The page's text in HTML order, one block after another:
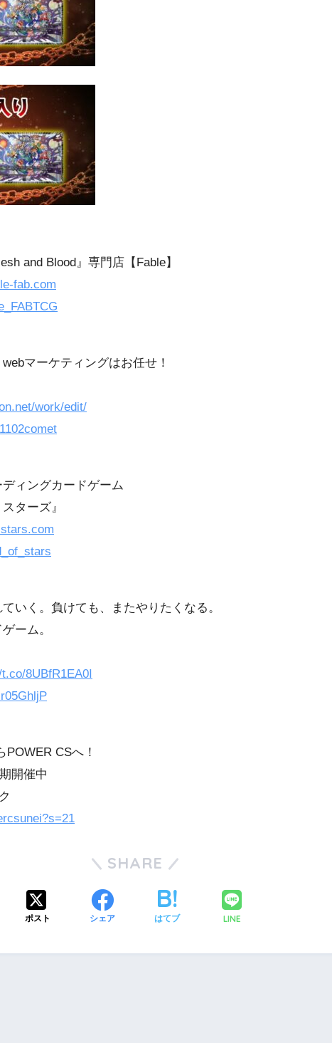
and Blood』専門店【Fable】
fab.com
マーケティングはお任せ！
work/edit/
ィングカードゲーム
ターズ』
いく。負けても、またやりたくなる。
ーム。
8UBfR1EA0I
CSへ！
開催中
SHARE
ポスト シェア はてブ LINE